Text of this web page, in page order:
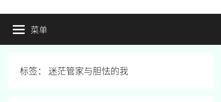
有
槽
必
槽，
毋
菜单
标签： 迷茫管家与胆怯的我